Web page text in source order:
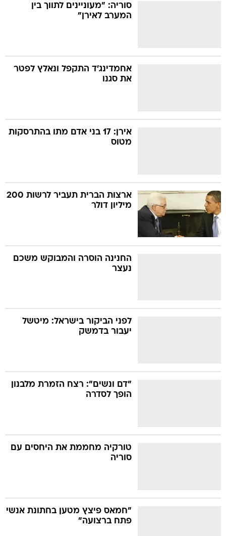
סוריה: "מעוניינים לתווך בין
המערב לאירן"
אחמדינג'ד התקפל ונאלץ לפטר
את סגנו
אירן: 17 בני אדם מתו בהתרסקות
מטוס
ארצות הברית תעביר לרשות 200
מיליון דולר
החנינה הוסרה והמבוקש משכם
נעצר
לפני הביקור בישראל: מיטשל
יעבור בדמשק
"דם ונשים": רצח הזמרת מלבנון
הופך לסדרה
טורקיה מחממת את היחסים עם
סוריה
"חמאס פיצץ מטען בחתונת אנשי
פתח ברצועה"